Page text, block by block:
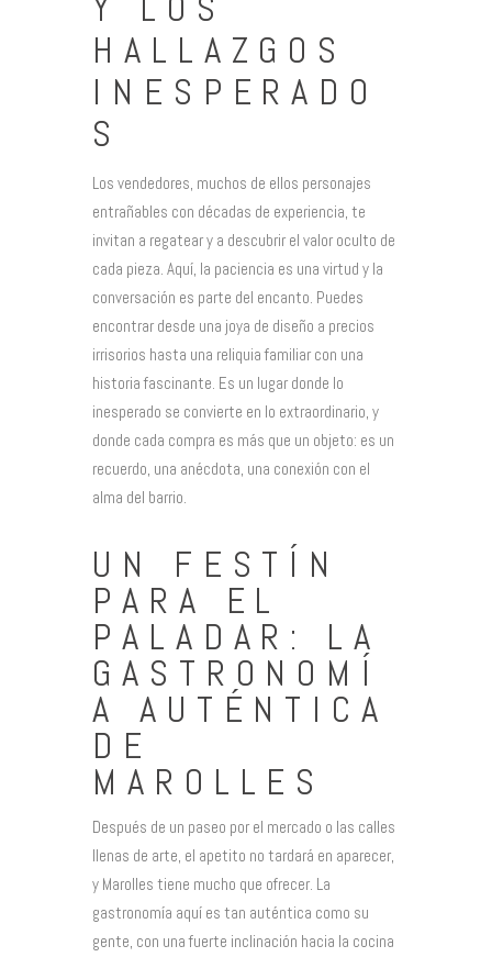
HALLAZGOS
INESPERADO
S
Los vendedores, muchos de ellos personajes
entrañables con décadas de experiencia, te
invitan a regatear y a descubrir el valor oculto de
cada pieza. Aquí, la paciencia es una virtud y la
conversación es parte del encanto. Puedes
encontrar desde una joya de diseño a precios
irrisorios hasta una reliquia familiar con una
historia fascinante. Es un lugar donde lo
inesperado se convierte en lo extraordinario, y
donde cada compra es más que un objeto: es un
recuerdo, una anécdota, una conexión con el
alma del barrio.
UN FESTÍN
PARA EL
PALADAR: LA
GASTRONOMÍ
A AUTÉNTICA
DE
MAROLLES
Después de un paseo por el mercado o las calles
llenas de arte, el apetito no tardará en aparecer,
y Marolles tiene mucho que ofrecer. La
gastronomía aquí es tan auténtica como su
gente, con una fuerte inclinación hacia la cocina